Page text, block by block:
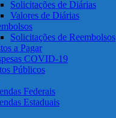
Solicitações de Diárias
Valores de Diárias
Solicitações de Reembolsos
a Pagar
COVID-19
Públicos
Federais
Estaduais